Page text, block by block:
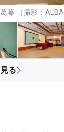
藤 （撮影：ALBA
る